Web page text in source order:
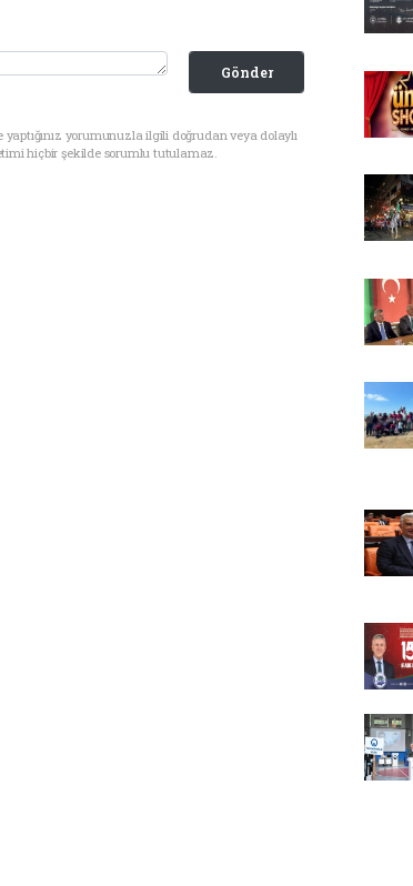
Gönder
yorumunuzla ilgili doğrudan veya dolaylı
hiçbir şekilde sorumlu tutulamaz.